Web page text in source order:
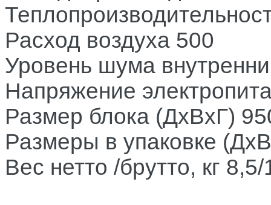
Расход воздуха 500
Уровень шума
Напряжение
Размер блока (ДхВхГ)
Размеры в упаковке
Вес нетто /брутто, кг 8,5/